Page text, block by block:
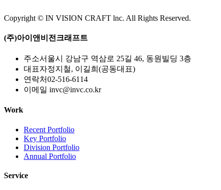
Copyright © IN VISION CRAFT lnc. All Rights Reserved.
(주)아이앤비전크래프트
주소서울시 강남구 역삼로 25길 46, 동원빌딩 3층
대표자정지철, 이길희(공동대표)
연락처02-516-6114
이메일 invc@invc.co.kr
Work
Recent Portfolio
Key Portfolio
Division Portfolio
Annual Portfolio
Service